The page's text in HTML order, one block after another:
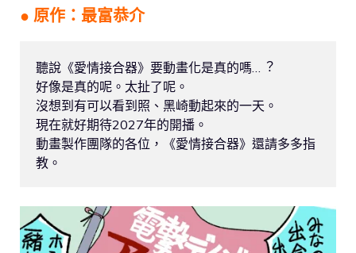
● 原作：最富恭介
聽說《愛情接合器》要動畫化是真的嗎…︖
好像是真的呢。太扯了呢。
沒想到有可以看到照、黑崎動起來的一天。
現在就好期待2027年的開播。
動畫製作團隊的各位，《愛情接合器》還請多多指
教。